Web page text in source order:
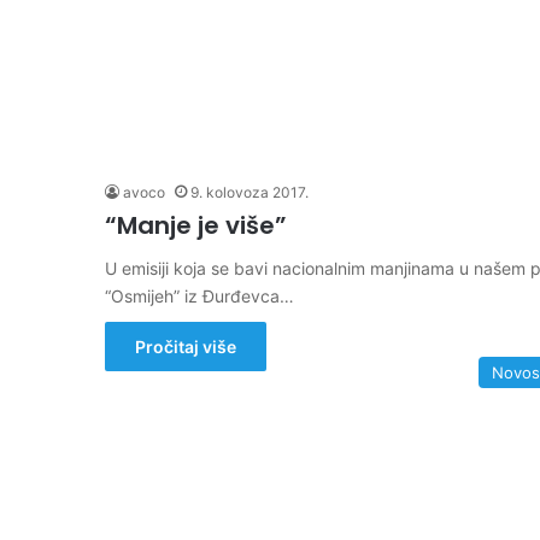
avoco 9. kolovoza 2017.
“Manje je više”
U emisiji koja se bavi nacionalnim manjinama u
“Osmijeh” iz Đurđevca…
Pročitaj više